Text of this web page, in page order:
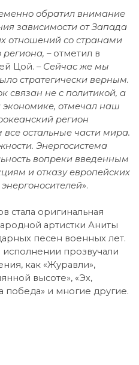
обратил внимание
зависимости от Запада
отношений со странами
региона, – отметил в
Цой. – Сейчас же мы
стратегически верным.
связан не с политикой, а
экономике, отмечал наш
регион
остальные части мира.
Энергосистема
вопреки введенным
и отказу европейских
».
стала оригинальная
артистки Аниты
песен военных лет.
прозвучали
как «Журавли»,
высоте», «Эх,
победа» и многие другие.